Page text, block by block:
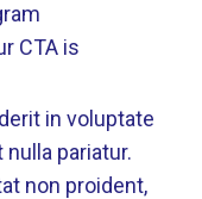
CTA is
in voluptate
pariatur.
non proident,